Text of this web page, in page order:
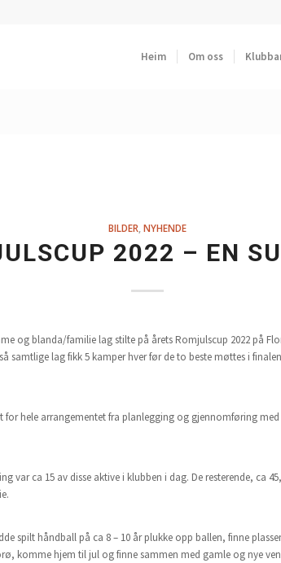
Heim Om oss
BILDER NYHENDE
2022 – EN
og blanda/familie lag stilte på årets Romjulscup 2022 på
samtlige lag fikk 5 kamper hver før de to beste møttes i
for hele arrangementet fra planlegging og gjennomføring
var ca 15 av disse aktive i klubben i dag. De resterende, ca
spilt håndball på ca 8 – 10 år plukke opp ballen, finne
komme hjem til jul og finne sammen med gamle og nye